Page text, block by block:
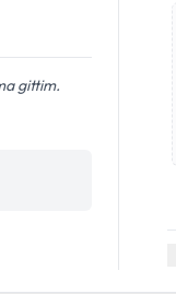
gittim.